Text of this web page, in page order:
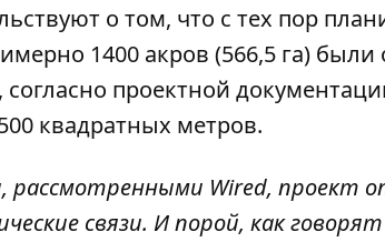
о том, что с тех пор
1400 акров (566,5 га) были
проектной
квадратных метров.
Wired, проект
связи. И порой, как